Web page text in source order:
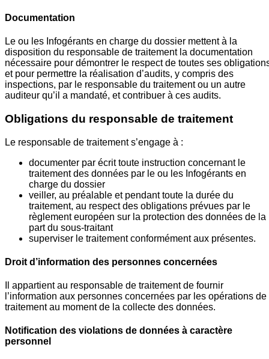
Documentation
Le ou les Infogérants en charge du dossier mettent à la
disposition du responsable de traitement la documentation
nécessaire pour démontrer le respect de toutes ses
et pour permettre la réalisation d’audits, y compris des
inspections, par le responsable du traitement ou un autre
auditeur qu’il a mandaté, et contribuer à ces audits.
Obligations du responsable de traitement
Le responsable de traitement s’engage à :
documenter par écrit toute instruction concernant le
traitement des données par le ou les Infogérants en
charge du dossier
veiller, au préalable et pendant toute la durée du
traitement, au respect des obligations prévues par le
règlement européen sur la protection des données de la
part du sous-traitant
superviser le traitement conformément aux présentes.
Droit d’information des personnes concernées
Il appartient au responsable de traitement de fournir
l’information aux personnes concernées par les opérations de
traitement au moment de la collecte des données.
Notification des violations de données à caractère
personnel